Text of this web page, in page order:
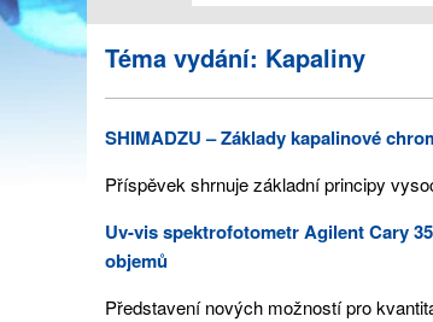
Téma vydání: Kapaliny
SHIMADZU – Základy kapalinové
Příspěvek shrnuje základní principy
Uv-vis spektrofotometr Agilent Cary
objemů
Představení nových možností pro